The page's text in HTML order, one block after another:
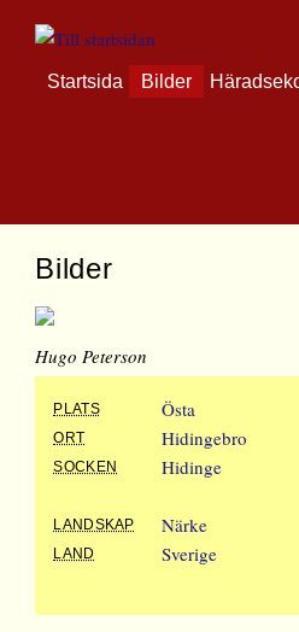
Startsida Bilder
Bilder
Hugo Peterson
PLATS Östa
ORT
Hidingebro
SOCKEN
Hidinge
LANDSKAP Närke
LAND
Sverige